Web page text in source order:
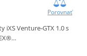
Porovnať
Venture‑GTX 1.0 s